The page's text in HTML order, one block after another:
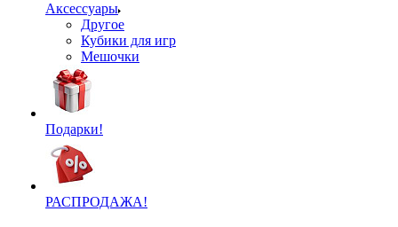
Аксессуары
Другое
Кубики для игр
Мешочки
Подарки!
РАСПРОДАЖА!